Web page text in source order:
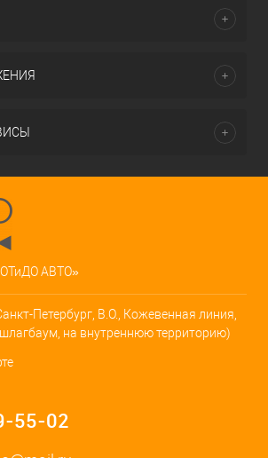
АВТО»
Петербург, В.О., Кожевенная линия,
шлагбаум, на внутреннюю территорию)
55-02